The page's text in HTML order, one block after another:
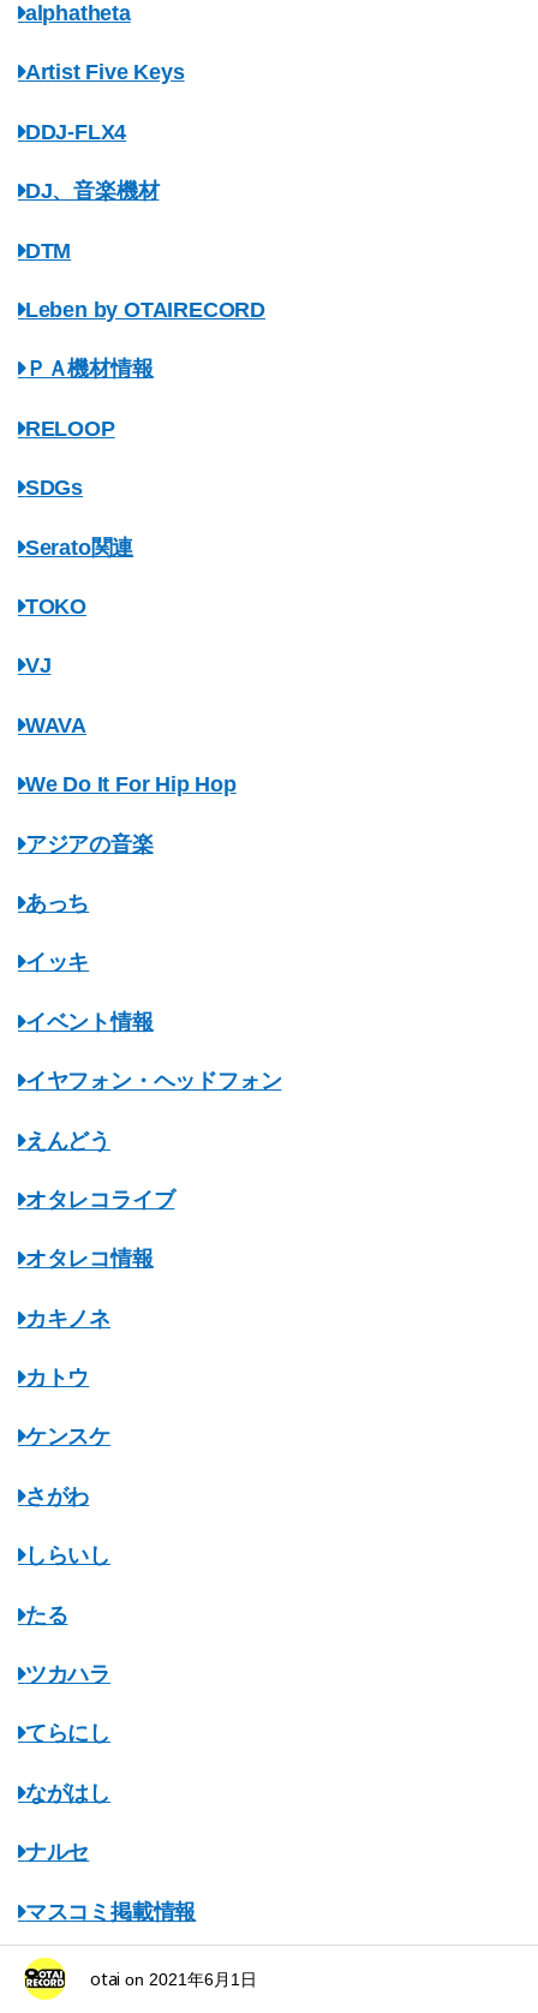
alphatheta
Artist Five Keys
DDJ-FLX4
DJ、音楽機材
DTM
Leben by OTAIRECORD
ＰＡ機材情報
RELOOP
SDGs
Serato関連
TOKO
VJ
WAVA
We Do It For Hip Hop
アジアの音楽
あっち
イッキ
イベント情報
イヤフォン・ヘッドフォン
えんどう
オタレコライブ
オタレコ情報
カキノネ
カトウ
ケンスケ
さがわ
しらいし
たる
ツカハラ
てらにし
ながはし
ナルセ
マスコミ掲載情報
みちのくオタレコ
otai on 2021年6月1日